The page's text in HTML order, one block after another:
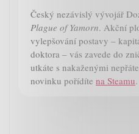
Český nezávislý vývojář
Plague of Yamorn. Akční
vylepšování postavy –
doktora – vás zavede do
utkáte s nakaženými
novinku pořídíte na Steamu.